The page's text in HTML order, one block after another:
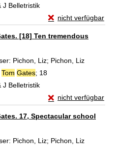
J Belletristik
nicht verfügbar
Exemplar-Details
[18] Ten tremendous
Pichon, Liz; Pichon, Liz
Tom Gates; 18
J Belletristik
nicht verfügbar
Exemplar-Details
17, Spectacular school
Pichon, Liz; Pichon, Liz